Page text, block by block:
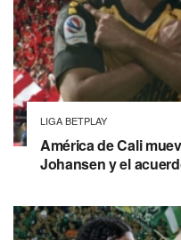
LIGA BETPLAY
América de Cali
Johansen y el